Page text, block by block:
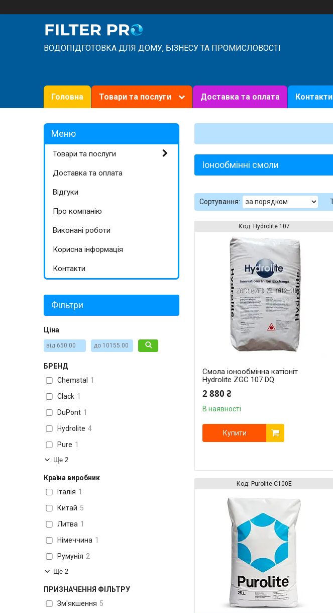
ВОДОПІДГОТОВКА ДЛЯ ДОМУ, БІЗНЕСУ ТА ПРОМИСЛОВОСТІ
Головна Товари та послуги Доставка та оплата Контакти
Іонообмінні смоли
Hydrolite 107
Смола іонообмінна катіоніт
Hydrolite ZGC 107 DQ
2 880 ₴
В наявності
Купити
Purolite C100E
Товари та послуги
Доставка та оплата
Відгуки
Про компанію
Виконані роботи
Корисна інформація
Контакти
Фільтри
Ціна
БРЕНД
Chemstal
1
Clack 1
DuPont 1
Hydrolite 4
Pure 1
Ще 2
Країна виробник
Італія 1
Китай 5
Литва 1
Німеччина 1
Румунія 2
Ще 2
ПРИЗНАЧЕННЯ ФІЛЬТРУ
Зм'якшення 5